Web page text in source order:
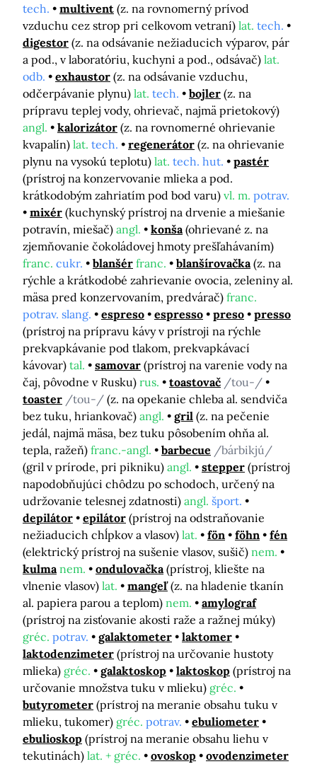
tech.
multivent (z. na rovnomerný prívod
vzduchu cez strop pri celkovom vetraní) lat. tech.
digestor (z. na odsávanie nežiaducich výparov, pár
a pod., v laboratóriu, kuchyni a pod., odsávač) lat.
odb.
exhaustor (z. na odsávanie vzduchu,
odčerpávanie plynu) lat. tech. bojler (z. na
prípravu teplej vody, ohrievač, najmä prietokový)
angl.
kalorizátor (z. na rovnomerné ohrievanie
kvapalín) lat. tech. regenerátor (z. na ohrievanie
plynu na vysokú teplotu) lat. tech. hut.
pastér
(prístroj na konzervovanie mlieka a pod.
krátkodobým zahriatím pod bod varu) vl. m. potrav.
mixér (kuchynský prístroj na drvenie a miešanie
potravín, miešač) angl. konša (ohrievané z. na
zjemňovanie čokoládovej hmoty prešľahávaním)
franc. cukr. blanšér franc. blanšírovačka (z. na
rýchle a krátkodobé zahrievanie ovocia, zeleniny al.
mäsa pred konzervovaním, predvárač) franc.
potrav. slang.
espreso espresso preso
presso
(prístroj na prípravu kávy v prístroji na rýchle
prekvapkávanie pod tlakom, prekvapkávací
kávovar) tal. samovar (prístroj na varenie vody na
čaj, pôvodne v Rusku) rus. toastovač /tou-/
toaster /tou-/ (z. na opekanie chleba al. sendviča
bez tuku, hriankovač) angl. gril (z. na pečenie
jedál, najmä mäsa, bez tuku pôsobením ohňa al.
tepla, ražeň) franc.-angl. barbecue /bárbikjú/
(gril v prírode, pri pikniku) angl. stepper (prístroj
napodobňujúci chôdzu po schodoch, určený na
udržovanie telesnej zdatnosti) angl. šport.
depilátor
epilátor (prístroj na odstraňovanie
nežiaducich chĺpkov a vlasov) lat. fön föhn
fén
(elektrický prístroj na sušenie vlasov, sušič) nem.
kulma nem. ondulovačka (prístroj, kliešte na
vlnenie vlasov) lat. mangeľ (z. na hladenie tkanín
al. papiera parou a teplom) nem.
amylograf
(prístroj na zisťovanie akosti raže a ražnej múky)
gréc. potrav. galaktometer
laktomer
laktodenzimeter (prístroj na určovanie hustoty
mlieka) gréc. galaktoskop laktoskop (prístroj na
určovanie množstva tuku v mlieku) gréc.
butyrometer (prístroj na meranie obsahu tuku v
mlieku, tukomer) gréc. potrav.
ebuliometer
ebulioskop (prístroj na meranie obsahu liehu v
tekutinách) lat. + gréc. ovoskop
ovodenzimeter